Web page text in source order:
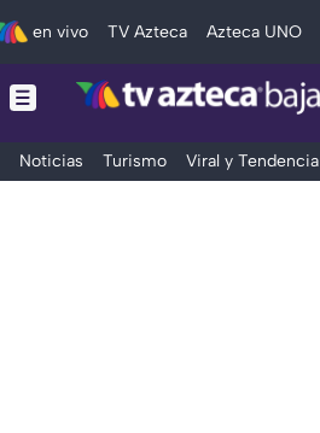
en vivo TV Azteca Azteca UNO
Noticias Turismo Viral y Tendencia